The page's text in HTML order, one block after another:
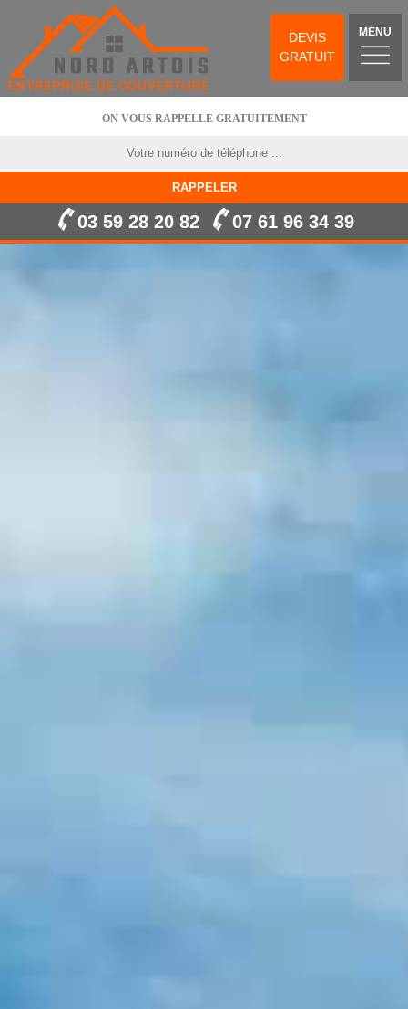
DEVIS
GRATUIT
MENU
ON VOUS RAPPELLE GRATUITEMENT
03 59 28 20 82 07 61 96 34 39